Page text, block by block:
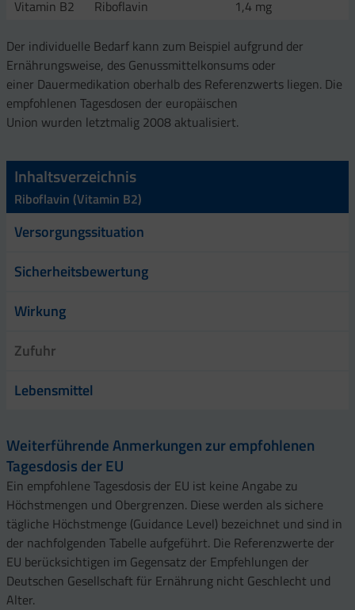
Vitamin B2
Riboflavin 1,4 mg
Der individuelle Bedarf kann zum Beispiel aufgrund der
Ernährungsweise, des Genussmittelkonsums oder
einer Dauermedikation oberhalb des Referenzwerts liegen. Die
empfohlenen Tagesdosen der europäischen
Union wurden letztmalig 2008 aktualisiert.
Inhaltsverzeichnis
Riboflavin (Vitamin B2)
Versorgungssituation
Sicherheitsbewertung
Wirkung
Zufuhr
Lebensmittel
Weiterführende Anmerkungen zur empfohlenen
Tagesdosis der EU
Ein empfohlene Tagesdosis der EU ist keine Angabe zu
Höchstmengen und Obergrenzen. Diese werden als sichere
tägliche Höchstmenge (Guidance Level) bezeichnet und sind in
der nachfolgenden Tabelle aufgeführt. Die Referenzwerte der
EU berücksichtigen im Gegensatz der Empfehlungen der
Deutschen Gesellschaft für Ernährung nicht Geschlecht und
Alter.